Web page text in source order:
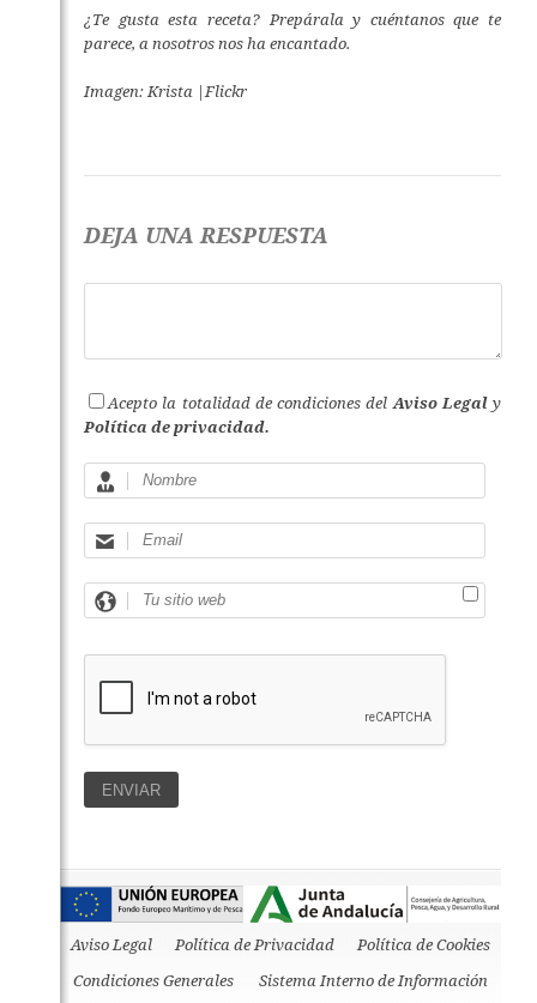
¿Te gusta esta receta? Prepárala y cuéntanos que te
parece, a nosotros nos ha encantado.
Imagen: Krista |Flickr
DEJA UNA RESPUESTA
Acepto la totalidad de condiciones delAviso Legaly
Política de privacidad.
Aviso Legal Política de Privacidad
Política de Cookies
Condiciones Generales
Sistema Interno de Información